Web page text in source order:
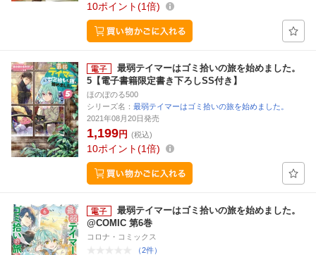
10ポイント 1倍
最弱テイマーはゴミ拾いの旅を始めました。
5【電子書籍限定書き下ろしSS付き】
ほのぼのる500
シリーズ名： 最弱テイマーはゴミ拾いの旅を始めました。
2021年08月20日発売
1,199円 (税込)
10ポイント 1倍
最弱テイマーはゴミ拾いの旅を始めました。
@COMIC 第6巻
コロナ・コミックス
（2件）